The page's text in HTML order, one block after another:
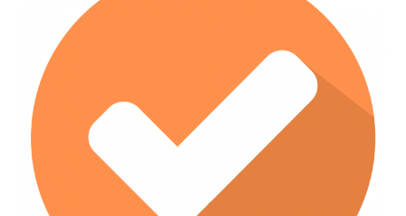
la condition
de chaque patient, assurant
ainsi les meilleurs résultats possibles.